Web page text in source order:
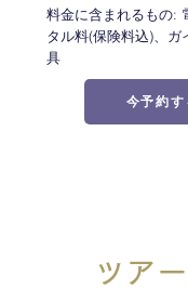
料金に含まれるもの:
タル料(保険料込)、ガ
具
今予約す
ツア